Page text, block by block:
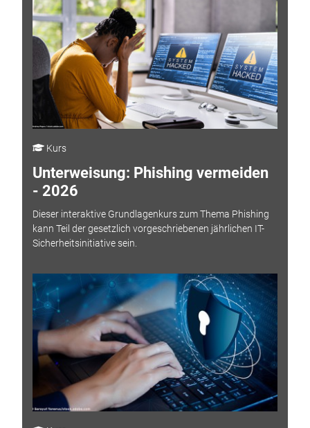
Kurs
Unterweisung: Phishing vermeiden
- 2026
Dieser interaktive Grundlagenkurs zum Thema Phishing
kann Teil der gesetzlich vorgeschriebenen jährlichen IT-
Sicherheitsinitiative sein.